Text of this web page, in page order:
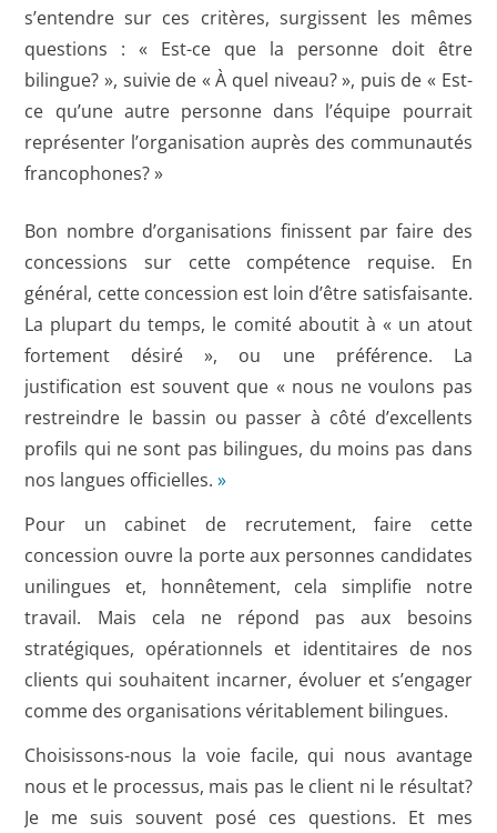
s’entendre sur ces critères, surgissent les mêmes
questions : « Est-ce que la personne doit être
bilingue? », suivie de « À quel niveau? », puis de « Est-
ce qu’une autre personne dans l’équipe pourrait
représenter l’organisation auprès des communautés
francophones? »
Bon nombre d’organisations finissent par faire des
concessions sur cette compétence requise. En
général, cette concession est loin d’être satisfaisante.
La plupart du temps, le comité aboutit à « un atout
fortement désiré », ou une préférence. La
justification est souvent que « nous ne voulons pas
restreindre le bassin ou passer à côté d’excellents
profils qui ne sont pas bilingues, du moins pas dans
nos langues officielles.»
Pour un cabinet de recrutement, faire cette
concession ouvre la porte aux personnes candidates
unilingues et, honnêtement, cela simplifie notre
travail. Mais cela ne répond pas aux besoins
stratégiques, opérationnels et identitaires de nos
clients qui souhaitent incarner, évoluer et s’engager
comme des organisations véritablement bilingues.
Choisissons-nous la voie facile, qui nous avantage
nous et le processus, mais pas le client ni le résultat?
Je me suis souvent posé ces questions. Et mes